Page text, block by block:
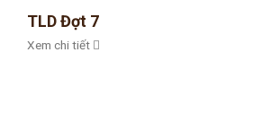
TLD Đợt 7
Xem chi tiết